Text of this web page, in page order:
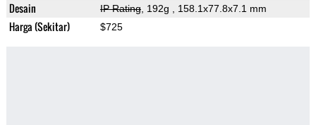
Desain IP Rating, 192g , 158.1x77.8x7.1 mm
Harga (Sekitar) $725